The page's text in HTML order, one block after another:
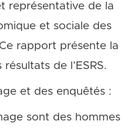
représentative de la
et sociale des
rapport présente la
de l’ESRS.
et des enquêtés :
sont des hommes